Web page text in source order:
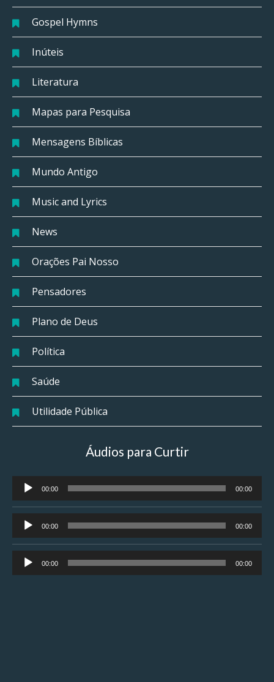
Gospel Hymns
Inúteis
Literatura
Mapas para Pesquisa
Mensagens Bíblicas
Mundo Antigo
Music and Lyrics
News
Orações Pai Nosso
Pensadores
Plano de Deus
Política
Saúde
Utilidade Pública
Áudios para Curtir
Tocador
de
áudio
00:00 00:00
Tocador
de
áudio
00:00 00:00
Tocador
de
00:00 00:00